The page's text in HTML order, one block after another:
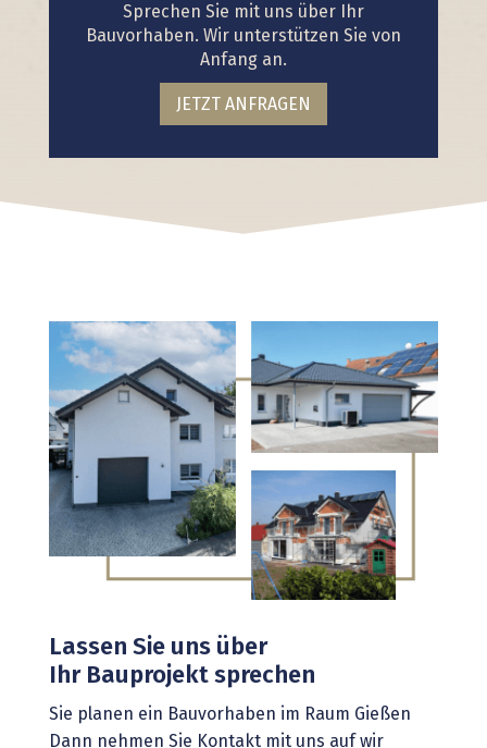
Sprechen Sie mit uns über Ihr
Bauvorhaben. Wir unterstützen Sie von
Anfang an.
JETZT ANFRAGEN
Lassen Sie uns über
Ihr Bauprojekt sprechen
Sie planen ein Bauvorhaben im Raum Gießen
Dann nehmen Sie Kontakt mit uns auf wir